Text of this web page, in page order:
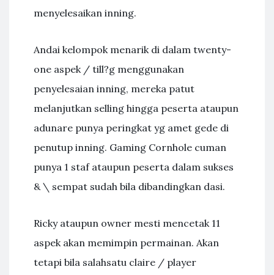
menyelesaikan inning.
Andai kelompok menarik di dalam twenty-
one aspek / till?g menggunakan
penyelesaian inning, mereka patut
melanjutkan selling hingga peserta ataupun
adunare punya peringkat yg amet gede di
penutup inning. Gaming Cornhole cuman
punya 1 staf ataupun peserta dalam sukses
& \ sempat sudah bila dibandingkan dasi.
Ricky ataupun owner mesti mencetak 11
aspek akan memimpin permainan. Akan
tetapi bila salahsatu claire / player